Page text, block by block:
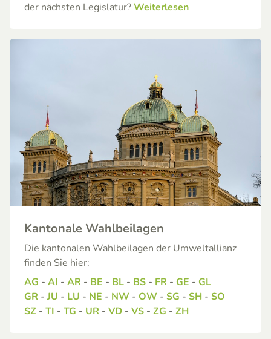
der nächsten Legislatur?Weiterlesen
Kantonale Wahlbeilagen
Die kantonalen Wahlbeilagen der Umweltallianz
finden Sie hier:
AG - AI - AR - BE - BL - BS - FR - GE - GL
GR - JU - LU - NE - NW - OW - SG - SH - SO
SZ - TI - TG - UR - VD - VS - ZG - ZH